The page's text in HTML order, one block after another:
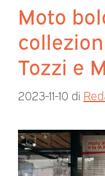
Moto
Tozzi e
2023-11-10 di